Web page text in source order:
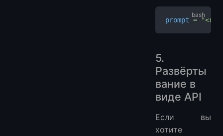
prompt =
5.
Развёрты
вание в
виде API
Если вы
хотите